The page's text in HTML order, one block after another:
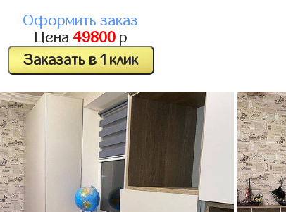
Оформить заказ
Цена 49800р
Заказать в 1 клик